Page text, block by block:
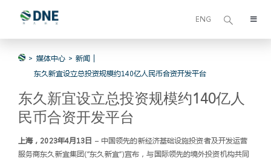
ENG
可持续发展
媒体中心
新闻
东久新宜设立总投资规模约140亿人民币合资开发平台
东久新宜设立总投资规模约140亿人
民币合资开发平台
上海，2023年4月13日 – 中国领先的新经济基础设施投资者及开发运营
服务商东久新宜集团(“东久新宜”)宣布，与国际领先的境外投资机构共同